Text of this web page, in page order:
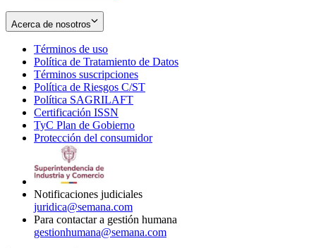
Acerca de nosotros
Términos de uso
in
new
window
Política de Tratamiento de Datos
Términos suscripciones
in
Política de Riesgos C/ST
Política SAGRILAFT
new
window
Certificación ISSN
in
new
TyC Plan de Gobierno
in
Protección del consumidorOpens
Notificaciones judiciales
juridica@semana.com
Para contactar a gestión humana
gestionhumana@semana.com